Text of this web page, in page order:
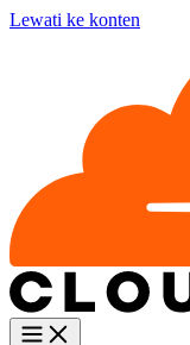
Lewati ke konten